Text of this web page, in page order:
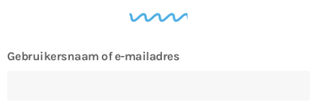
Gebruikersnaam of e-mailadres